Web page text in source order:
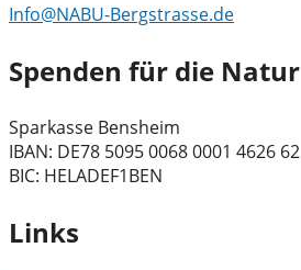
Info@NABU-Bergstrasse.de
Spenden für die Natur
Sparkasse Bensheim
IBAN: DE78 5095 0068 0001 4626 62
BIC: HELADEF1BEN
Links